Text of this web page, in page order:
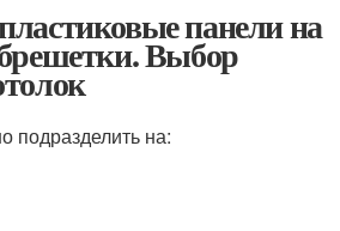
панели на
Выбор
подразделить на: